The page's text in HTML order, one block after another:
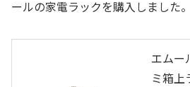
ールの家電ラックを購入しました。
エムー
ミ箱上